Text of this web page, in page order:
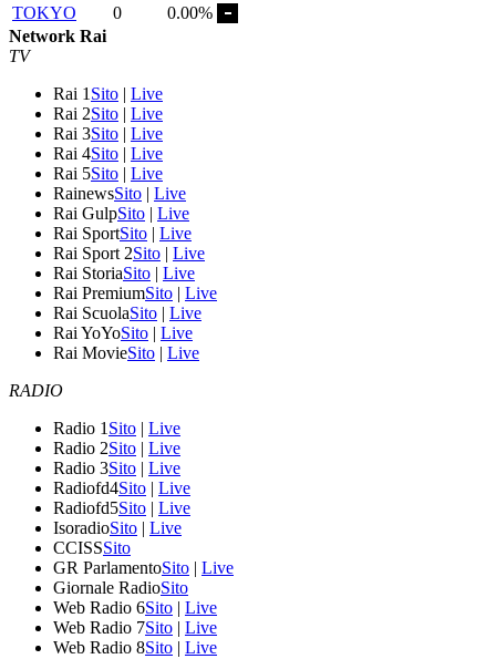
TOKYO
0
0.00%
Network Rai
TV
Rai 1 Sito | Live
Rai 2Sito | Live
Rai 3Sito | Live
Rai 4Sito | Live
Rai 5Sito | Live
RainewsSito | Live
Rai GulpSito | Live
Rai SportSito | Live
Rai Sport 2Sito | Live
Rai StoriaSito | Live
Rai PremiumSito | Live
Rai ScuolaSito | Live
Rai YoYoSito | Live
Rai MovieSito | Live
RADIO
Radio 1 Sito | Live
Radio 2Sito | Live
Radio 3Sito | Live
Radiofd4Sito | Live
Radiofd5Sito | Live
IsoradioSito | Live
CCISSSito
GR ParlamentoSito | Live
Giornale RadioSito
Web Radio 6Sito | Live
Web Radio 7Sito | Live
Web Radio 8Sito | Live